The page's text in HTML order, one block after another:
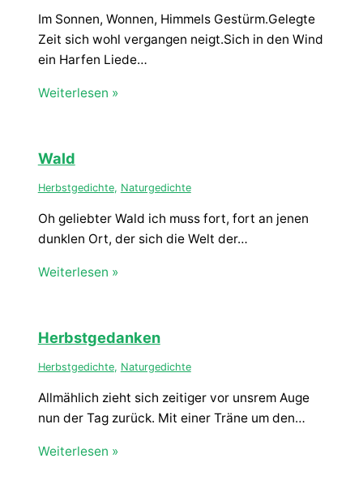
Im Sonnen, Wonnen, Himmels Gestürm.Gelegte
Zeit sich wohl vergangen neigt.Sich in den Wind
ein Harfen Liede…
Weiterlesen »
Wald
Herbstgedichte, Naturgedichte
Oh geliebter Wald ich muss fort, fort an jenen
dunklen Ort, der sich die Welt der…
Weiterlesen »
Herbstgedanken
Herbstgedichte, Naturgedichte
Allmählich zieht sich zeitiger vor unsrem Auge
nun der Tag zurück. Mit einer Träne um den…
Weiterlesen »